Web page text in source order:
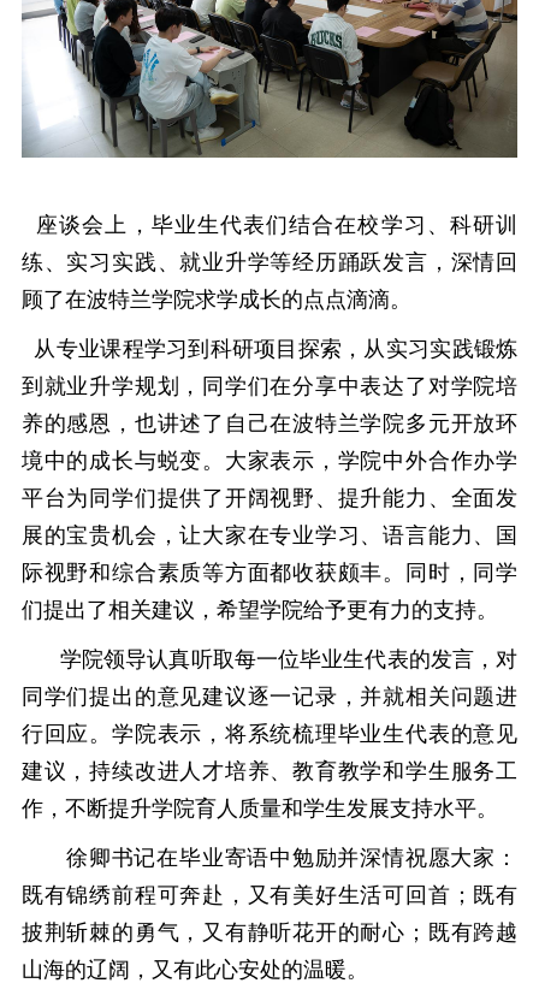
座谈会上，毕业生代表们结合在校学习、科研训
练、实习实践、就业升学等经历踊跃发言，深情回
顾了在波特兰学院求学成长的点点滴滴。
从专业课程学习到科研项目探索，从实习实践锻炼
到就业升学规划，同学们在分享中表达了对学院培
养的感恩，也讲述了自己在波特兰学院多元开放环
境中的成长与蜕变。大家表示，学院中外合作办学
平台为同学们提供了开阔视野、提升能力、全面发
展的宝贵机会，让大家在专业学习、语言能力、国
际视野和综合素质等方面都收获颇丰。
同时，同学
们提出了相关建议，希望学院给予更有力的支持。
学院领导认真听取每一位毕业生代表的发言，对
同学们提出的意见建议逐一记录，并就相关问题进
行回应。学院表示，将系统梳理毕业生代表的意见
建议，持续改进人才培养、教育教学和学生服务工
作，不断提升学院育人质量和学生发展支持水平。
徐卿书记在毕业寄语中勉励并深情祝愿大家：
既有锦绣前程可奔赴，又有美好生活可回首；既有
披荆斩棘的勇气，又有静听花开的耐心；既有跨越
山海的辽阔，又有此心安处的温暖。